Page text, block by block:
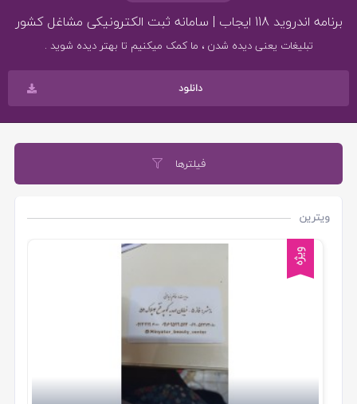
برنامه اندروید 118 ایجاب | سامانه ثبت الکترونیکی مشاغل کشور
تبلیغات یعنی دیده شدن ، ما کمک میکنیم تا بهتر دیده شوید .
دانلود
فیلترها
ویترین
ویژه